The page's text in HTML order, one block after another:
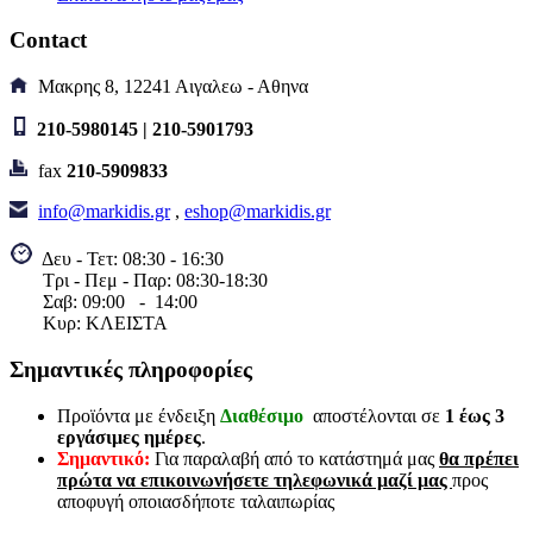
8,90€
B. Κωδ.: TYPE9021
ΑγοράΑγορά Σύγκριση
ΒΑΣΗ ΡΕΛΕ
ΠΙΝΑΚΑ
Κωδικός είδους:000009601000
Διαθέσιμο
ΑγοράΑγορά Σύγκριση Wishlist
Quick view
Contact
Μακρης 8, 12241 Αιγαλεω - Αθηνα
210-5980145 | 210-5901793
fax 210-5909833
info@markidis.gr, eshop@markidis.gr
Δευ - Τετ: 08:30 - 16:30
Τρι - Πεμ - Παρ: 08:30-18:30
Σαβ: 09:00 - 14:00
Κυρ: ΚΛΕΙΣΤΑ
Σημαντικές πληροφορίες
Προϊόντα με ένδειξη Διαθέσιμο αποστέλονται σε 1 έως 3
εργάσιμες ημέρες.
Σημαντικό: Για παραλαβή από το κατάστημά μας θα πρέπει
πρώτα να επικοινωνήσετε τηλεφωνικά μαζί μας προς
αποφυγή οποιασδήποτε ταλαιπωρίας